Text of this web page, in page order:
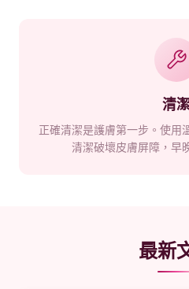
清
正確清潔是護膚第一步。使用
清潔破壞皮膚屏障，早
最新